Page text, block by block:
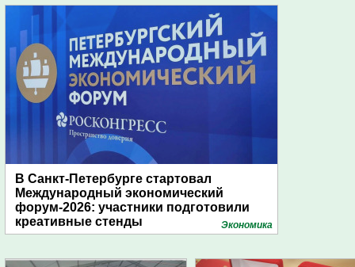
В Санкт-Петербурге стартовал
Международный экономический
форум-2026: участники подготовили
креативные стенды
Экономика